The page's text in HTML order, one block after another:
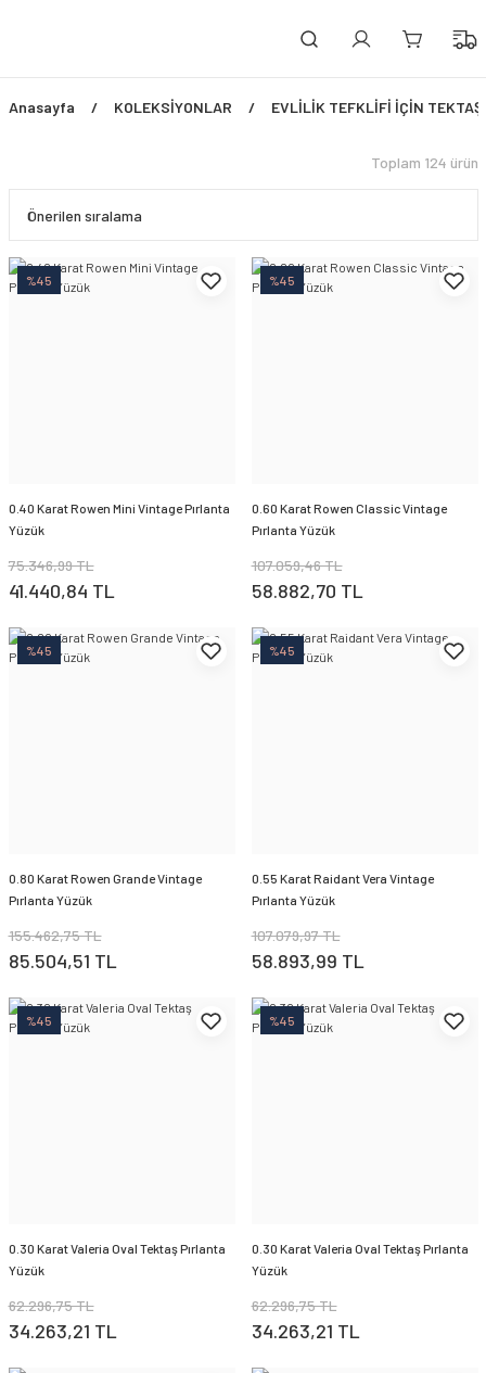
Anasayfa KOLEKSİYONLAR EVLİLİK TEFKLİFİ İÇİN
Toplam 124 ürün
%45
0.40 Karat Rowen Mini Vintage Pırlanta
Yüzük
75.346,99 TL
41.440,84 TL
%45
0.60 Karat Rowen Classic Vintage
Pırlanta Yüzük
107.059,46 TL
58.882,70 TL
%45
0.80 Karat Rowen Grande Vintage
Pırlanta Yüzük
155.462,75 TL
85.504,51 TL
%45
0.55 Karat Raidant Vera Vintage
Pırlanta Yüzük
107.079,97 TL
58.893,99 TL
%45
0.30 Karat Valeria Oval Tektaş Pırlanta
Yüzük
62.296,75 TL
34.263,21 TL
%45
0.30 Karat Valeria Oval Tektaş Pırlanta
Yüzük
62.296,75 TL
34.263,21 TL